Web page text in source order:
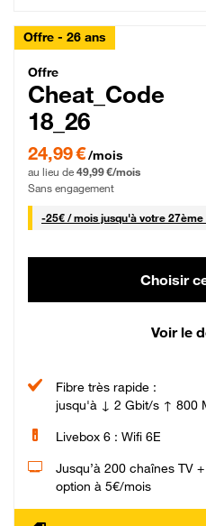
Offre - 26 ans
Cheat_Code
Offre
Cheat_Code
18_26
24,99 € par mois pendant 0 mois
24,99 €/mois
au lieu de 49,99 €/mois
Sans engagement
-25€ / mois25 € par mois
jusqu'à votre
Choisir
Voir le
Fibre très rapide :
jusqu'à ↓ 2 Gbit/s ↑ 800
Livebox 6 : Wifi 6E
Jusqu’à 200 chaînes TV
option à 5€/mois